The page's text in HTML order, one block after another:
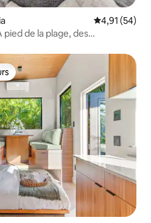
Évaluation
4,91 (54)
pied de la plage, des
plus appréciés